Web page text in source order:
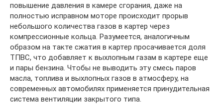
повышение давления в камере сгорания, даже на
полностью исправном моторе происходит прорыв
небольшого количества газов в картер через
компрессионные кольца. Разумеется, аналогичным
образом на такте сжатия в картер просачивается доля
ТПВС, что добавляет к выхлопным газам в картере еще
и пары бензина. Чтобы не выводить эту смесь паров
масла, топлива и выхлопных газов в атмосферу, на
современных автомобилях применяется принудительная
система вентиляции закрытого типа.